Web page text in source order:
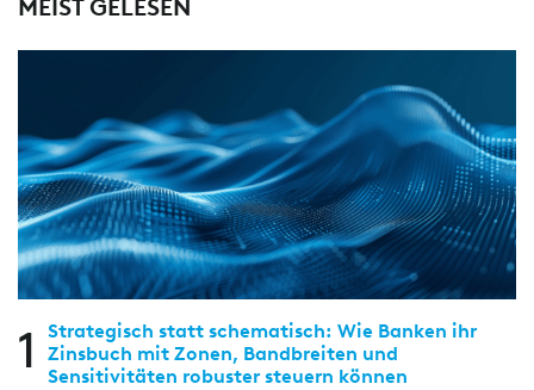
MEIST GELESEN
1
Strategisch statt schematisch: Wie Banken ihr
Zinsbuch mit Zonen, Bandbreiten und
Sensitivitäten robuster steuern können